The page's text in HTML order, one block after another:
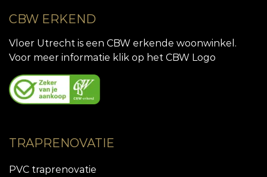
CBW ERKEND
Vloer Utrecht is een CBW erkende woonwinkel.
Voor meer informatie klik op het CBW Logo
TRAPRENOVATIE
PVC traprenovatie